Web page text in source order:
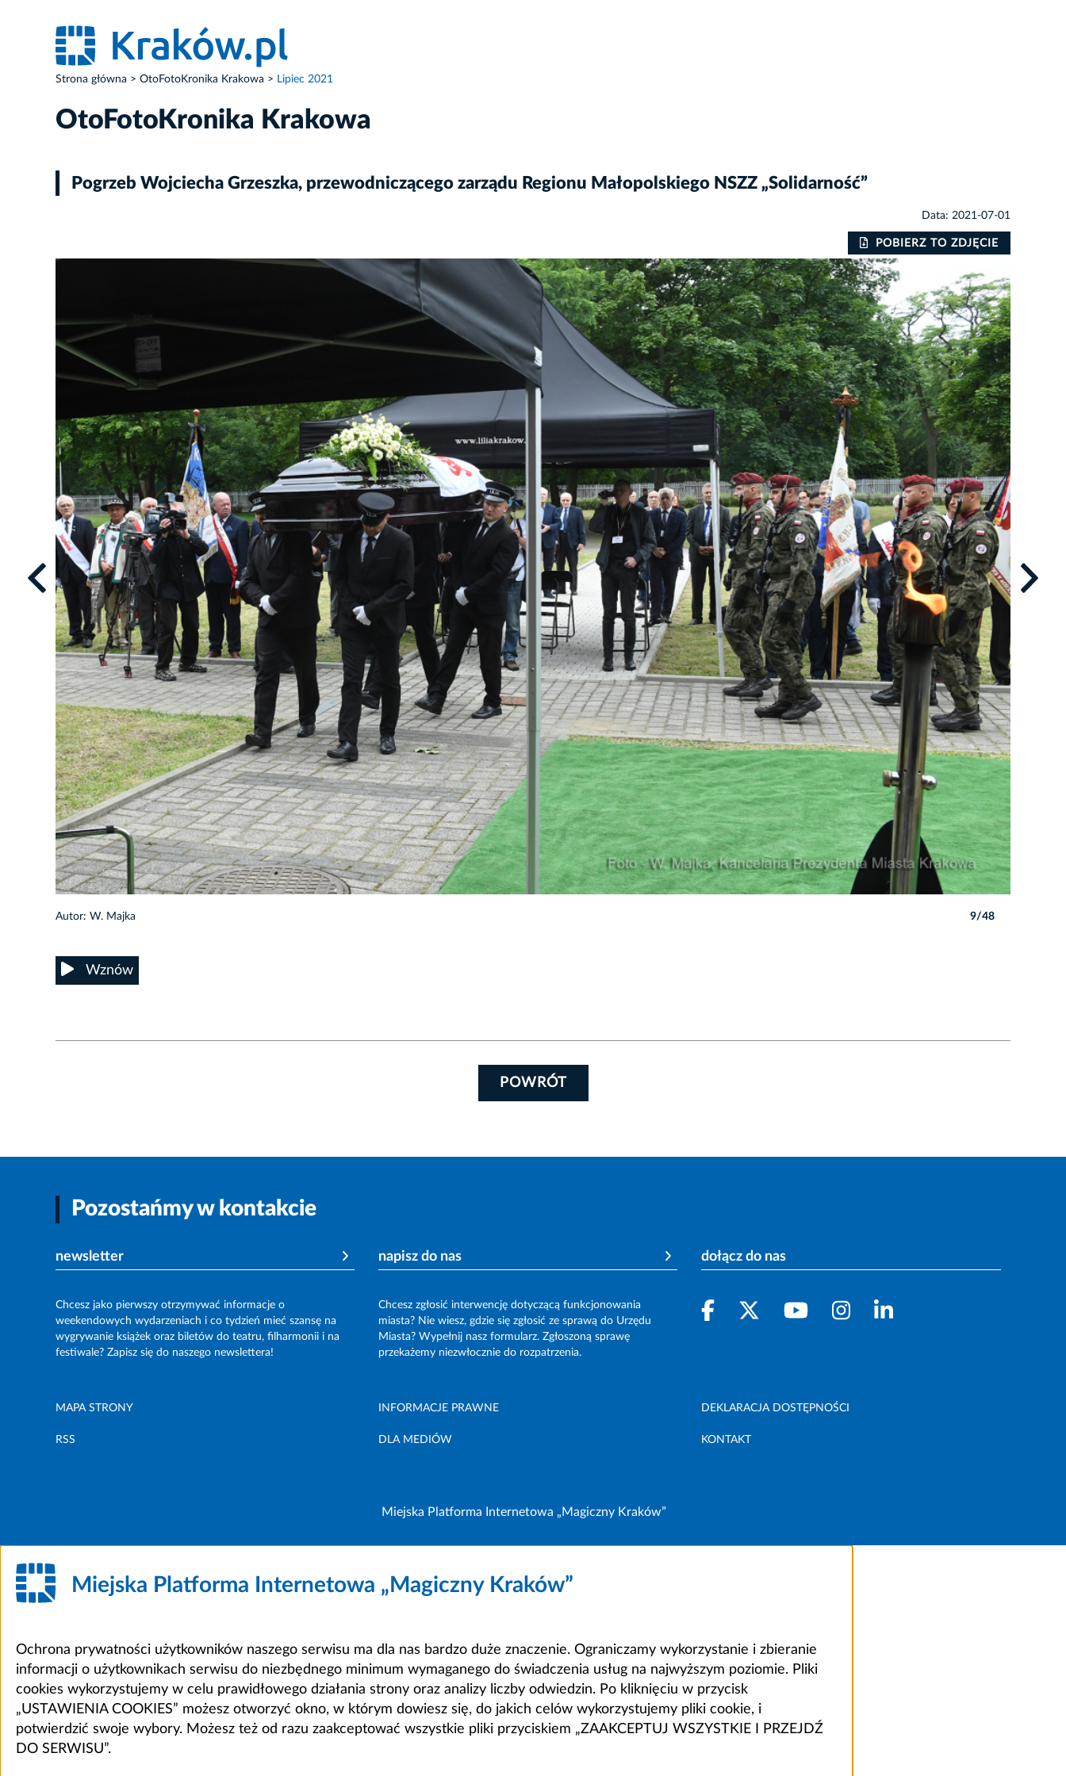
Strona główna OtoFotoKronika Krakowa Lipiec 2021
OtoFotoKronika Krakowa
Pogrzeb Wojciecha Grzeszka, przewodniczącego zarządu Regionu Małopolskiego NSZZ „Solidarność”
Data: 2021-07-01
POBIERZ TO ZDJĘCIE
Autor: W. Majka 9/48
Wznów
POWRÓT
Pozostańmy w kontakcie
newsletter
Chcesz jako pierwszy otrzymywać informacje o
weekendowych wydarzeniach i co tydzień mieć szansę na
wygrywanie książek oraz biletów do teatru, filharmonii i na
festiwale? Zapisz się do naszego newslettera!
napisz do nas
Chcesz zgłosić interwencję dotyczącą funkcjonowania
miasta? Nie wiesz, gdzie się zgłosić ze sprawą do Urzędu
Miasta? Wypełnij nasz formularz. Zgłoszoną sprawę
przekażemy niezwłocznie do rozpatrzenia.
dołącz do nas
MAPA STRONY INFORMACJE PRAWNE DEKLARACJA DOSTĘPNOŚCI
RSS DLA MEDIÓW KONTAKT
Miejska Platforma Internetowa „Magiczny Kraków”
Miejska Platforma Internetowa „Magiczny Kraków”
Ochrona prywatności użytkowników naszego serwisu ma dla nas bardzo duże znaczenie. Ograniczamy wykorzystanie i zbieranie
informacji o użytkownikach serwisu do niezbędnego minimum wymaganego do świadczenia usług na najwyższym poziomie. Pliki
cookies wykorzystujemy w celu prawidłowego działania strony oraz analizy liczby odwiedzin. Po kliknięciu w przycisk
„USTAWIENIA COOKIES” możesz otworzyć okno, w którym dowiesz się, do jakich celów wykorzystujemy pliki cookie, i
potwierdzić swoje wybory. Możesz też od razu zaakceptować wszystkie pliki przyciskiem „ZAAKCEPTUJ WSZYSTKIE I PRZEJDŹ
DO SERWISU”.